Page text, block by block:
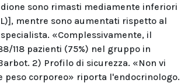
sono rimasti mediamente inferiori
mentre sono aumentati rispetto al
«Complessivamente, il
118 pazienti (75%) nel gruppo in
2) Profilo di sicurezza. «Non vi
peso corporeo» riporta l'endocrinologo.